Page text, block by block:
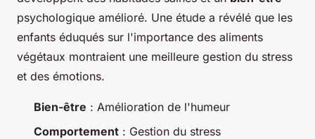
psychologique amélioré. Une étude a révélé que les
enfants éduqués sur l'importance des aliments
végétaux montraient une meilleure gestion du stress
et des émotions.
Bien-être : Amélioration de l'humeur
Comportement : Gestion du stress